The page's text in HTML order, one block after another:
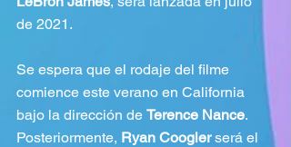
de 2021.
Se espera que el rodaje del filme
comience este verano en California
bajo la dirección de Terence Nance.
Posteriormente, Ryan Coogler será el